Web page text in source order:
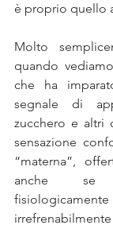
è proprio quello
Molto
quando
che ha
segnale di
zucchero e altri
sensazione
“materna”,
anche se